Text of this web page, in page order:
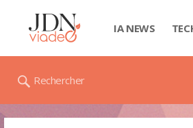
IA NEWS
Rechercher